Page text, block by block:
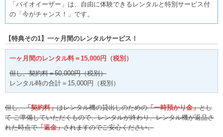
「バイオイーザー」は、自由に体験できるレンタルと特別サービス付
の「今がチャンス！」です。
【特典その1】一ヶ月間のレンタルサービス！
一ヶ月間のレンタル料＝15,000円（税別）
但し、契約料＝50,000円（税別）
レンタル時の合計＝15,000円（税別）
但し、「契約料」はレンタル機の貸出しのための「一時預かり金」とし
て ご準備していただくもので、レンタルが終わり、レンタル機が返品さ
れた時点で「返金」されますのでご安心ください。